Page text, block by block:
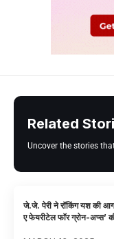
Related
Uncover the stories
जे.जे. पेरी ने रॉकिंग यश की
ए फेयरीटेल फॉर ग्रोन-अप्स’